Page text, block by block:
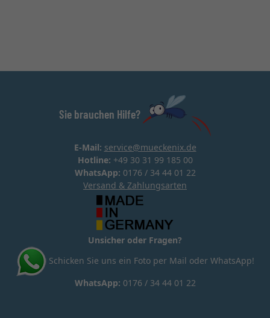
Sie brauchen Hilfe?
E-Mail: service@mueckenix.de
Hotline: +49 30 31 99 185 00
WhatsApp: 0176 / 34 44 01 22
Versand & Zahlungsarten
Unsicher oder Fragen?
Schicken Sie uns ein Foto per Mail oder WhatsApp!
WhatsApp: 0176 / 34 44 01 22